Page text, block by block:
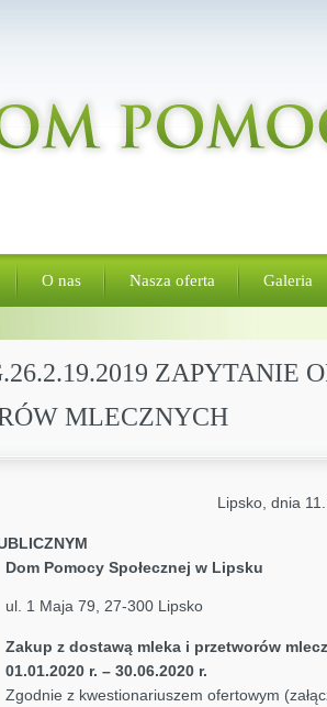
O nas Nasza oferta Galeria
ZAPYTANIE
MLECZNYCH
Lipsko, dnia
Dom Pomocy Społecznej w Lipsku
ul. 1 Maja 79, 27-300 Lipsko
Zakup z dostawą mleka i przetworów
01.01.2020 r. – 30.06.2020 r.
Zgodnie z kwestionariuszem ofertowym